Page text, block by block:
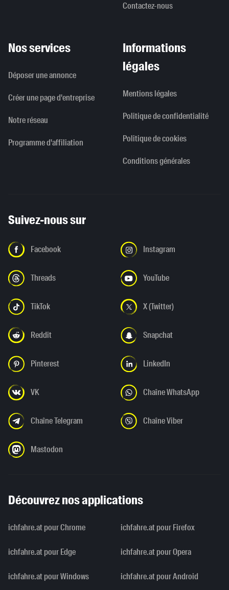
Contactez-nous
Nos services
Déposer une annonce
Créer une page d'entreprise
Notre réseau
Programme d'affiliation
Informations
légales
Mentions légales
Politique de confidentialité
Politique de cookies
Conditions générales
Suivez-nous sur
Facebook Instagram
Threads YouTube
TikTok X (Twitter)
Reddit Snapchat
Pinterest LinkedIn
VK Chaîne WhatsApp
Chaîne Telegram Chaîne Viber
Mastodon
Découvrez nos applications
ichfahre.at pour Chrome ichfahre.at pour Firefox
ichfahre.at pour Edge ichfahre.at pour Opera
ichfahre.at pour Windows ichfahre.at pour Android